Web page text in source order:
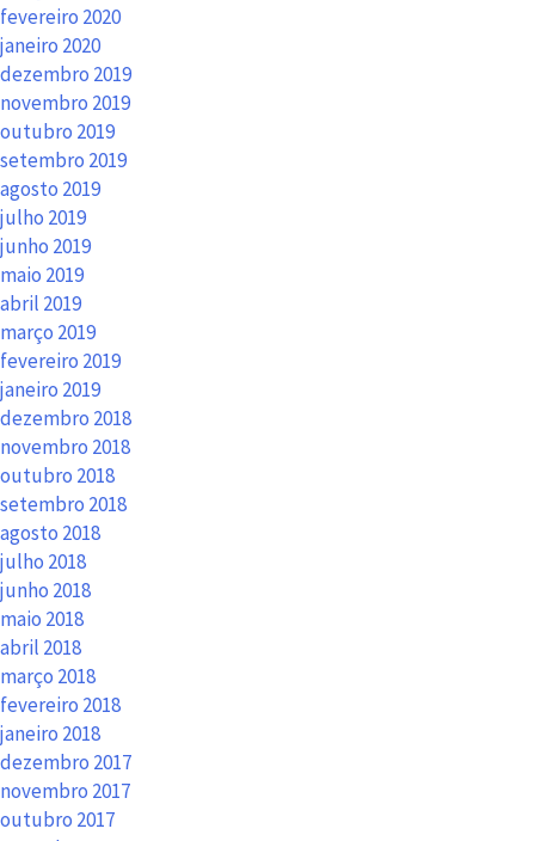
fevereiro 2020
janeiro 2020
dezembro 2019
novembro 2019
outubro 2019
setembro 2019
agosto 2019
julho 2019
junho 2019
maio 2019
abril 2019
março 2019
fevereiro 2019
janeiro 2019
dezembro 2018
novembro 2018
outubro 2018
setembro 2018
agosto 2018
julho 2018
junho 2018
maio 2018
abril 2018
março 2018
fevereiro 2018
janeiro 2018
dezembro 2017
novembro 2017
outubro 2017